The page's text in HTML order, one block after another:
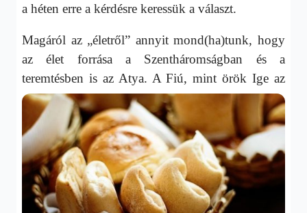
a héten erre a kérdésre keressük a választ.
Magáról az „életről” annyit mond(ha)tunk, hogy
az élet forrása a Szentháromságban és a
teremtésben is az Atya. A Fiú, mint örök Ige az